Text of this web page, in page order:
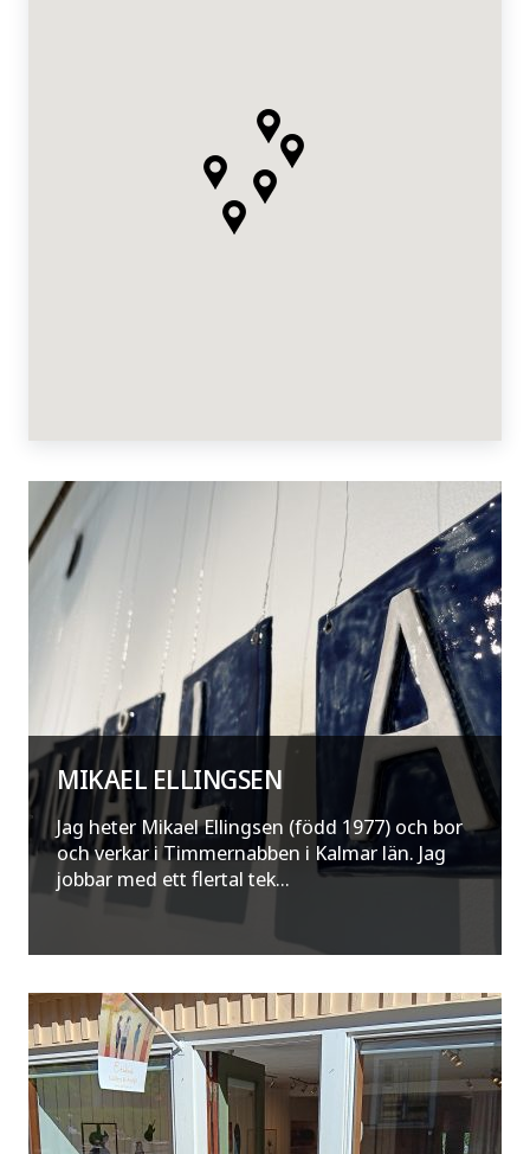
MIKAEL ELLINGSEN
Jag heter Mikael Ellingsen (född 1977) och bor
och verkar i Timmernabben i Kalmar län. Jag
jobbar med ett flertal tek...